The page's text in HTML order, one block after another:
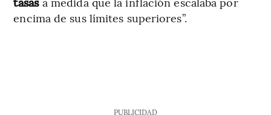
encima de sus límites superiores”.
PUBLICIDAD